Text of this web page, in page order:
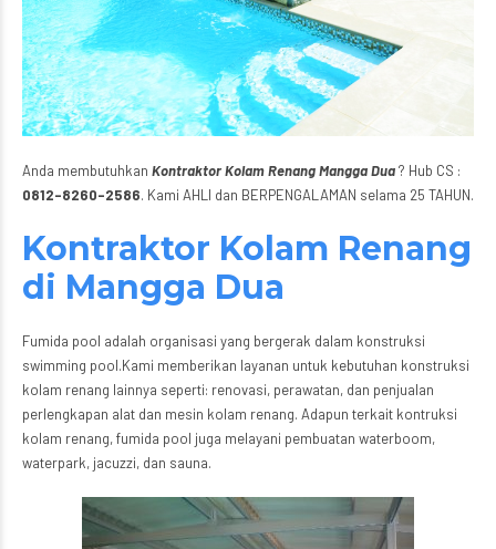
Anda membutuhkan Kontraktor Kolam Renang Mangga Dua? Hub CS :
0812-8260-2586. Kami AHLI dan BERPENGALAMAN selama 25 TAHUN.
Kontraktor Kolam Renang
di Mangga Dua
Fumida pool adalah organisasi yang bergerak dalam konstruksi
swimming pool.Kami memberikan layanan untuk kebutuhan konstruksi
kolam renang lainnya seperti: renovasi, perawatan, dan penjualan
perlengkapan alat dan mesin kolam renang. Adapun terkait kontruksi
kolam renang, fumida pool juga melayani pembuatan waterboom,
waterpark, jacuzzi, dan sauna.